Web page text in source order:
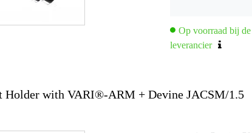
Op voorraad bij de
leverancier
Holder with VARI®-ARM + Devine JACSM/1.5